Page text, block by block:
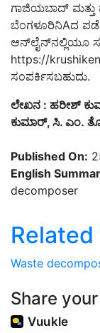
ಗಾಜಿಯಬಾದ್ ಮತ್ತು
ಬೆಂಗಳೂರಿನಿAದ
ಆನ್‌ಲೈನ್‌ನಲ್ಲಿಯೂ
https://
ಸಂಪರ್ಕಿಸಬಹುದು.
ಲೇಖನ : ಹರೀಶ್
ಕುಮಾರ್, ಸಿ. ಎಂ.
Published On:
English
decomposer
Waste
Share